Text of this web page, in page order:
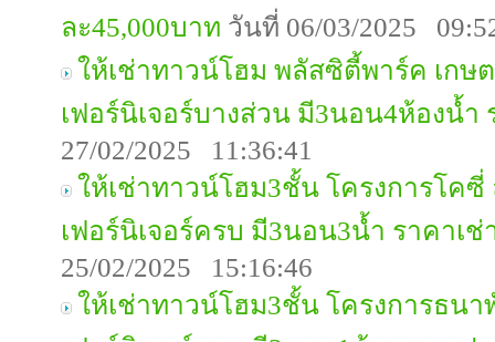
ละ45,000บาท วันที่ 06/03/2025
ให้เช่าทาวน์โฮม พลัสซิตี้พาร์ค เกษ
เฟอร์นิเจอร์บางส่วน มี3นอน4ห้องน้ำ
27/02/2025 11:36:41
ให้เช่าทาวน์โฮม3ชั้น โครงการโคซี่
เฟอร์นิเจอร์ครบ มี3นอน3น้ำ ราคาเช่
25/02/2025 15:16:46
ให้เช่าทาวน์โฮม3ชั้น โครงการธน